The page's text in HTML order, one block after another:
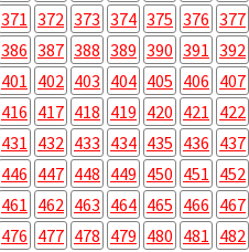
371 372 373 374 375 376 377
386 387 388 389 390 391 392
401 402 403 404 405 406 407
416 417 418 419 420 421 422
431 432 433 434 435 436 437
446 447 448 449 450 451 452
461 462 463 464 465 466 467
476 477 478 479 480 481 482